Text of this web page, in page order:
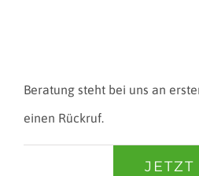
Beratung steht bei uns an
einen Rückruf.